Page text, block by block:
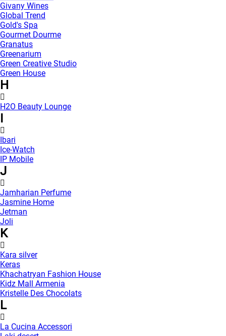
Givany Wines
Global Trend
Gold's Spa
Gourmet Dourme
Granatus
Greenarium
Green Creative Studio
Green House
H
H2O Beauty Lounge
Ibari
Ice-Watch
IP Mobile
J
Jamharian Perfume
Jasmine Home
Jetman
Joli
K
Kara silver
Keras
Khachatryan Fashion House
Kidz Mall Armenia
Kristelle Des Chocolats
L
La Cucina Accessori